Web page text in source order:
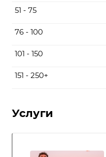
51 - 75
76 - 100
101 - 150
151 - 250+
Услуги